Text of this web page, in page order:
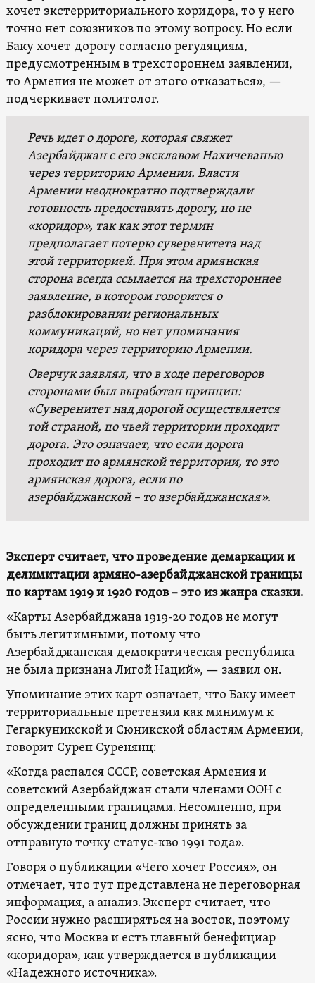
хочет экстерриториального коридора, то у него
точно нет союзников по этому вопросу. Но если
Баку хочет дорогу согласно регуляциям,
предусмотренным в трехстороннем заявлении,
то Армения не может от этого отказаться», —
подчеркивает политолог.
Речь идет о дороге, которая свяжет
Азербайджан с его эксклавом Нахичеванью
через территорию Армении. Власти
Армении неоднократно подтверждали
готовность предоставить дорогу, но не
«коридор», так как этот термин
предполагает потерю суверенитета над
этой территорией. При этом армянская
сторона всегда ссылается на трехстороннее
заявление, в котором говорится о
разблокировании региональных
коммуникаций, но нет упоминания
коридора через территорию Армении.
Оверчук заявлял, что в ходе переговоров
сторонами был выработан принцип:
«Суверенитет над дорогой осуществляется
той страной, по чьей территории проходит
дорога. Это означает, что если дорога
проходит по армянской территории, то это
армянская дорога, если по
азербайджанской – то азербайджанская».
Эксперт считает, что проведение демаркации и
делимитации армяно-азербайджанской границы
по картам 1919 и 1920 годов – это изжанра сказки.
«Карты Азербайджана 1919-20 годов не могут
быть легитимными, потому что
Азербайджанская демократическая республика
не была признана Лигой Наций», — заявил он.
Упоминание этих карт означает, что Баку имеет
территориальные претензии как минимум к
Гегаркуникской и Сюникской областям Армении,
говорит Сурен Суренянц:
«Когда распался СССР, советская Армения и
советский Азербайджан стали членами ООН с
определенными границами. Несомненно, при
обсуждении границ должны принять за
отправную точку статус-кво 1991 года».
Говоря о публикации «Чего хочет Россия», он
отмечает, что тут представлена не переговорная
информация, а анализ. Эксперт считает, что
России нужно расширяться на восток, поэтому
ясно, что Москва и есть главный бенефициар
«коридора», как утверждается в публикации
«Надежного источника».